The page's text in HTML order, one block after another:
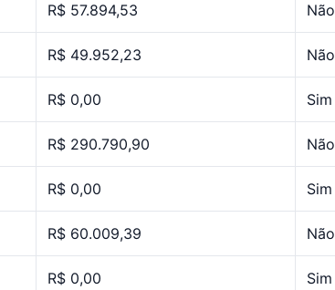
R$ 57.894,53 Não
R$ 49.952,23 Não
R$ 0,00 Sim
R$ 290.790,90 Não
R$ 0,00 Sim
R$ 60.009,39 Não
R$ 0,00 Sim